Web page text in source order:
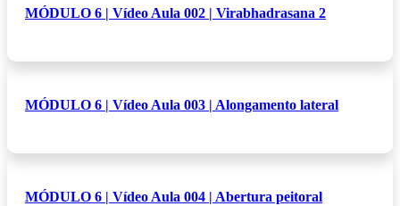
MÓDULO 6 | Vídeo Aula 002 | Virabhadrasana 2
MÓDULO 6 | Vídeo Aula 003 | Alongamento lateral
MÓDULO 6 | Vídeo Aula 004 | Abertura peitoral